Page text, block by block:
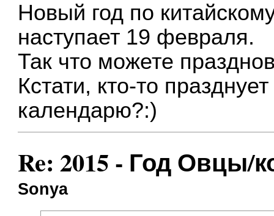
Новый год по
наступает 19 февраля.
Так что можете
Кстати, кто-то
календарю?:)
Re: 2015 - Год Овцы/
Sonya